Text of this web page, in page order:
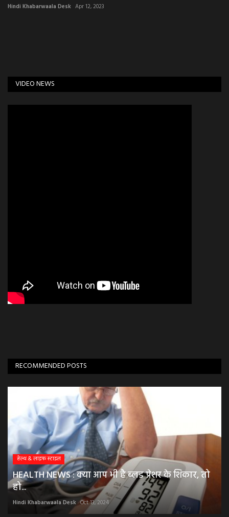
Hindi Khabarwaala Desk Apr 12, 2023
VIDEO NEWS
RECOMMENDED POSTS
हेल्थ & लाइफ स्टाइल
HEALTH NEWS : क्या आप भी है ब्लड प्रेशर के शिकार, तो
हो...
Hindi Khabarwaala Desk Oct 13, 2024